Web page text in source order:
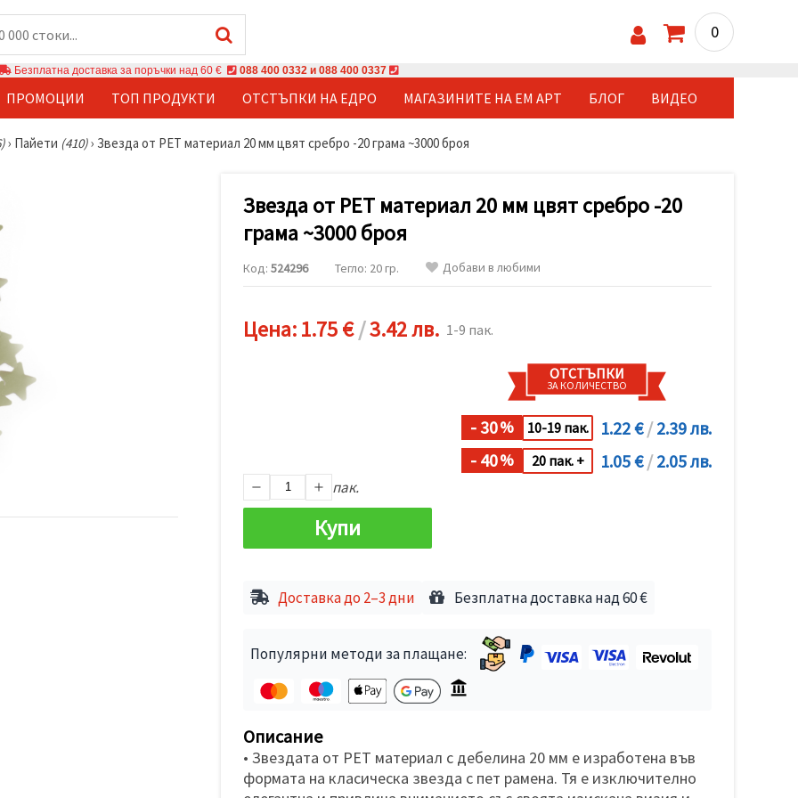
0
Безплатна доставка за поръчки над 60 € 088 400 0332 и 088 400 0337
ПРОМОЦИИ ТОП ПРОДУКТИ ОТСТЪПКИ НА ЕДРО МАГАЗИНИТЕ НА ЕМ АРТ БЛОГ ВИДЕО
› Пайети (410)› Звезда от PET материал 20 мм цвят сребро -20 грама ~3000 броя
Звезда от PET материал 20 мм цвят сребро -20
грама ~3000 броя
Код: 524296 Тегло: 20 гр. Добави в любими
Цена:1.75 €/3.42 лв. 1-9 пак.
ОТСТЪПКИ
ЗА КОЛИЧЕСТВО
- 30% 10-19 пак. 1.22 €/2.39 лв.
- 40% 20 пак. + 1.05 €/2.05 лв.
пак.
Купи
Доставка до 2–3 дни Безплатна доставка над 60 €
Популярни методи за плащане:
Описание
• Звездата от PET материал с дебелина 20 мм е изработена във
формата на класическа звезда с пет рамена. Тя е изключително